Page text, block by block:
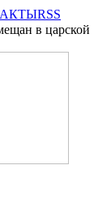
RSS
в царской